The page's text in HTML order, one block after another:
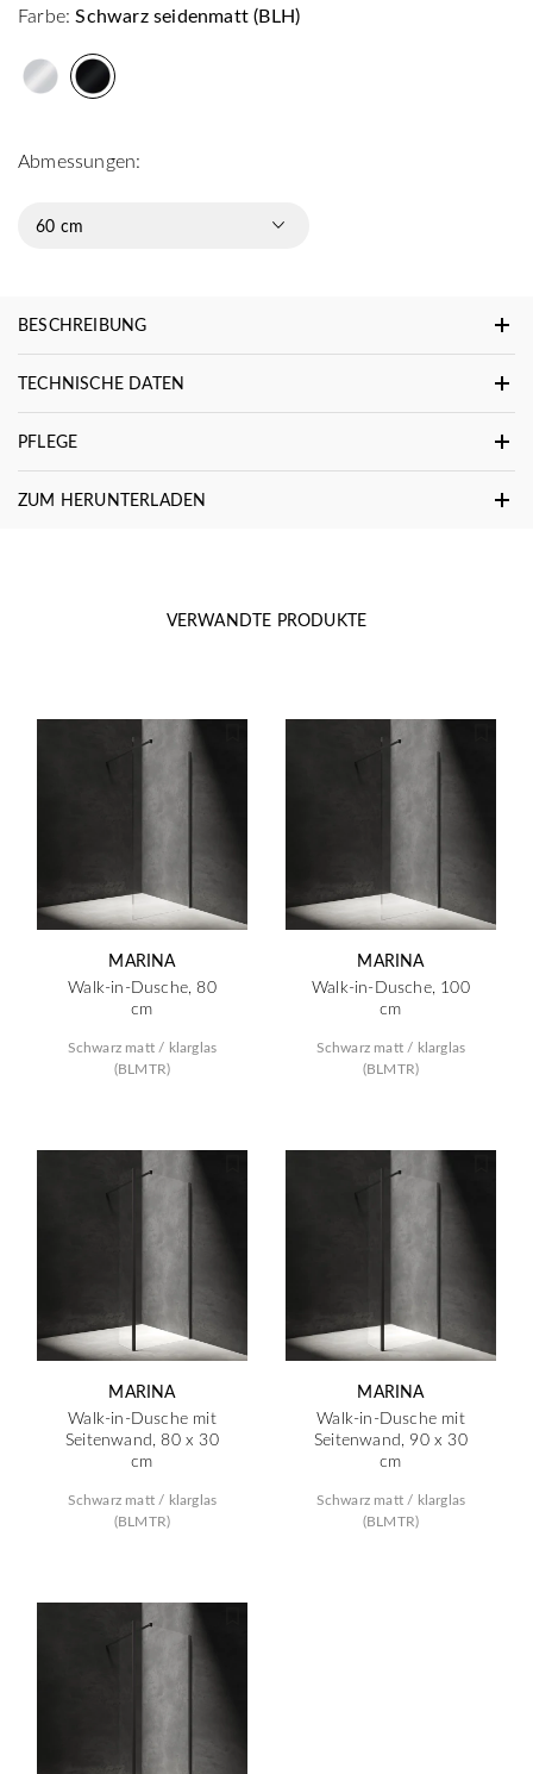
Farbe: Schwarz seidenmatt (BLH)
Abmessungen:
60 cm
BESCHREIBUNG
TECHNISCHE DATEN
PFLEGE
ZUM HERUNTERLADEN
VERWANDTE PRODUKTE
MARINA
Walk-in-Dusche, 80
cm
Schwarz matt / klarglas
(BLMTR)
MARINA
Walk-in-Dusche, 100
cm
Schwarz matt / klarglas
(BLMTR)
MARINA
Walk-in-Dusche mit
Seitenwand, 80 x 30
cm
Schwarz matt / klarglas
(BLMTR)
MARINA
Walk-in-Dusche mit
Seitenwand, 90 x 30
cm
Schwarz matt / klarglas
(BLMTR)